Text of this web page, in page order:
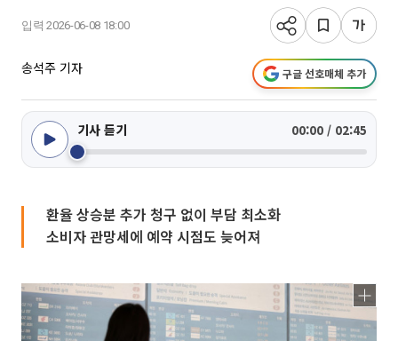
입력 2026-06-08 18:00
송석주 기자 구글 선호매체 추가
기사 듣기 00:00 / 02:45
환율 상승분 추가 청구 없이 부담 최소화
소비자 관망세에 예약 시점도 늦어져